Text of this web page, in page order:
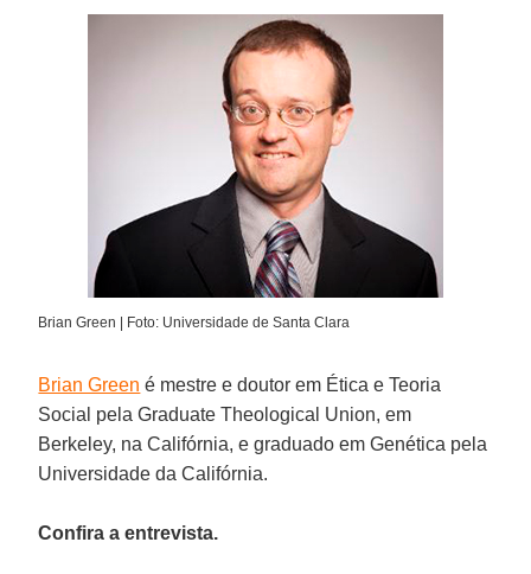
Brian Green | Foto: Universidade de Santa Clara
Brian Green é mestre e doutor em Ética e Teoria
Social pela Graduate Theological Union, em
Berkeley, na Califórnia, e graduado em Genética pela
Universidade da Califórnia.
Confira a entrevista.